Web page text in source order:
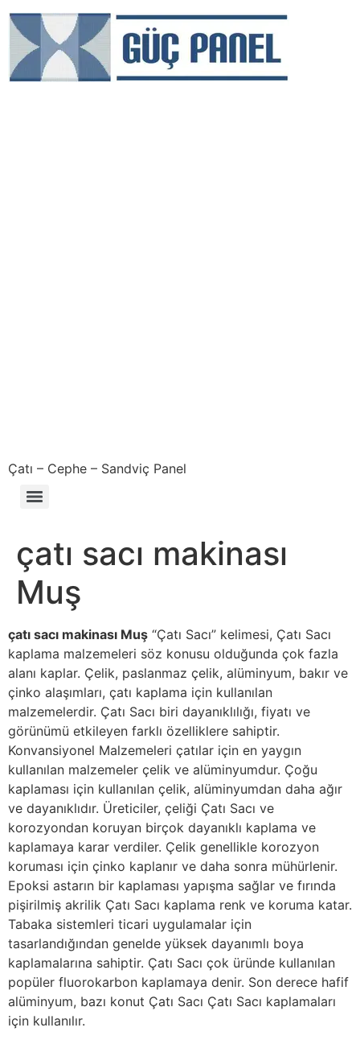
Çatı – Cephe – Sandviç Panel
çatı sacı makinası
Muş
çatı sacı makinası Muş “Çatı Sacı” kelimesi, Çatı Sacı
kaplama malzemeleri söz konusu olduğunda çok fazla
alanı kaplar. Çelik, paslanmaz çelik, alüminyum, bakır ve
çinko alaşımları, çatı kaplama için kullanılan
malzemelerdir. Çatı Sacı biri dayanıklılığı, fiyatı ve
görünümü etkileyen farklı özelliklere sahiptir.
Konvansiyonel Malzemeleri çatılar için en yaygın
kullanılan malzemeler çelik ve alüminyumdur. Çoğu
kaplaması için kullanılan çelik, alüminyumdan daha ağır
ve dayanıklıdır. Üreticiler, çeliği Çatı Sacı ve
korozyondan koruyan birçok dayanıklı kaplama ve
kaplamaya karar verdiler. Çelik genellikle korozyon
koruması için çinko kaplanır ve daha sonra mühürlenir.
Epoksi astarın bir kaplaması yapışma sağlar ve fırında
pişirilmiş akrilik Çatı Sacı kaplama renk ve koruma katar.
Tabaka sistemleri ticari uygulamalar için
tasarlandığından genelde yüksek dayanımlı boya
kaplamalarına sahiptir. Çatı Sacı çok üründe kullanılan
popüler fluorokarbon kaplamaya denir. Son derece hafif
alüminyum, bazı konut Çatı Sacı Çatı Sacı kaplamaları
için kullanılır.